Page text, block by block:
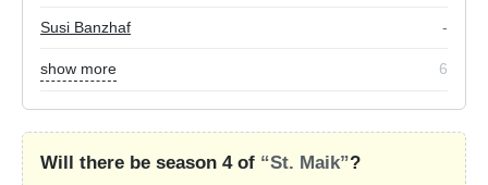
Susi Banzhaf -
show more 6
Will there be season 4 of “St. Maik”?